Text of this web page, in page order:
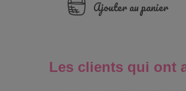
Ajouter au panier
Les clients qui ont